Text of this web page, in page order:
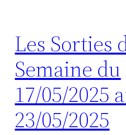
Les Sorties
Semaine du
17/05/2025
23/05/2025